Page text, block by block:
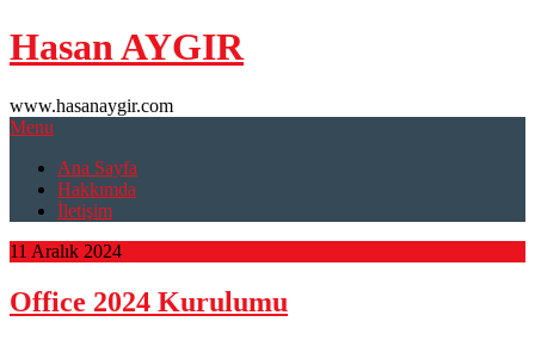
Skip
to
Hasan AYGIR
www.hasanaygir.com
Menu
Ana Sayfa
Hakkımda
İletişim
11 Aralık 2024
Office 2024 Kurulumu